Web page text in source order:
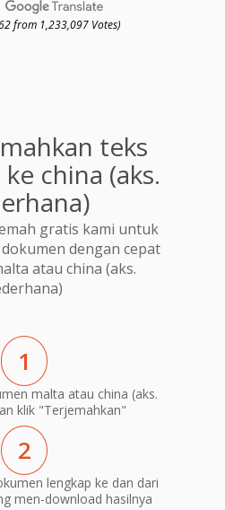
from 1,233,097 Votes)
teks
china (aks.
gratis kami untuk
dengan cepat
atau china (aks.
1
malta atau china (aks.
klik "Terjemahkan"
2
lengkap ke dan dari
men-download hasilnya